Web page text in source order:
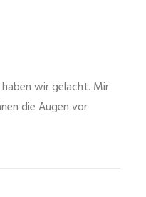
wir gelacht. Mir
die Augen vor